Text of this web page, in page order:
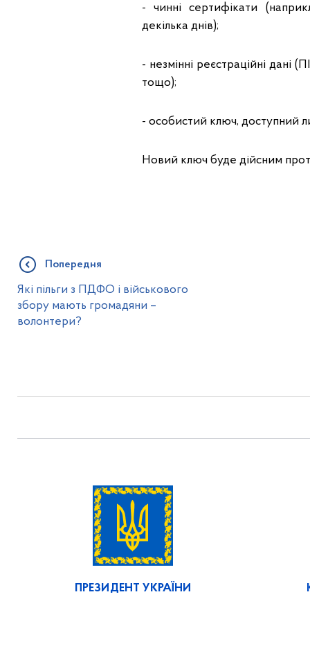
- чинні сертифікати
декілька днів);
- незмінні реєстраційні дані
тощо);
- особистий ключ, доступний
Новий ключ буде дійсним
Попередня
Які пільги з ПДФО і військового
збору мають громадяни –
волонтери?
ПРЕЗИДЕНТ УКРАЇНИ